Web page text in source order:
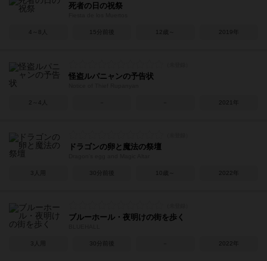
死者の日の祝祭
4～8人 15分前後 12歳～ 2019年
怪盗ルパニャンの予告状
2～4人 2021年
ドラゴンの卵と魔法の祭壇
3人用 30分前後 10歳～ 2022年
ブルーホール・夜明けの街を歩く
3人用 30分前後 2022年